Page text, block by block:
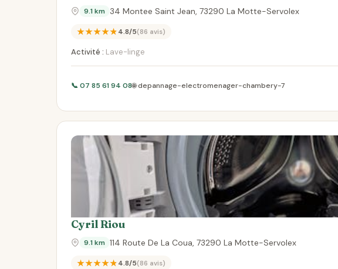
9.1 km 34 Montee Saint Jean, 73290 La Motte-Servolex
★★★★★4.8/5(86 avis)
Activité : Lave-linge
📞 07 85 61 94 08🌐 depannage-electromenager-chambery-7
Cyril Riou
9.1 km 114 Route De La Coua, 73290 La Motte-Servolex
★★★★★4.8/5(86 avis)